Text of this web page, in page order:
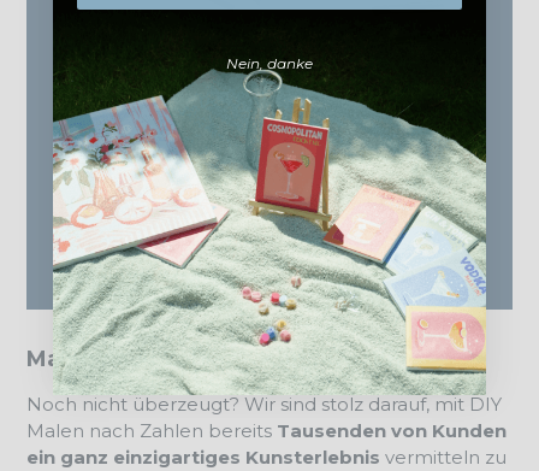
Malen nach Zahlen - Kundenstimmen
Noch nicht überzeugt? Wir sind stolz darauf, mit DIY
Malen nach Zahlen bereits Tausenden von Kunden
ein ganz einzigartiges Kunsterlebnis vermitteln zu
Nein, danke